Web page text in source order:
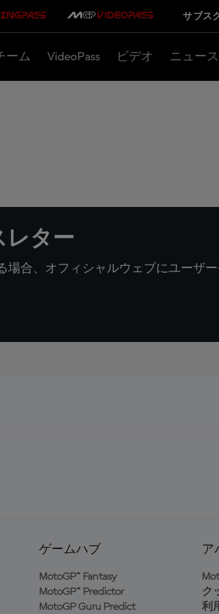
サブス
ーム VideoPass ビデオ ニュース
レター
場合、オフィシャルウェブにユーザ
ゲームハブ
MotoGP™ Fantasy
MotoGP™ Predictor
MotoGP Guru Predict
ア
ク
利